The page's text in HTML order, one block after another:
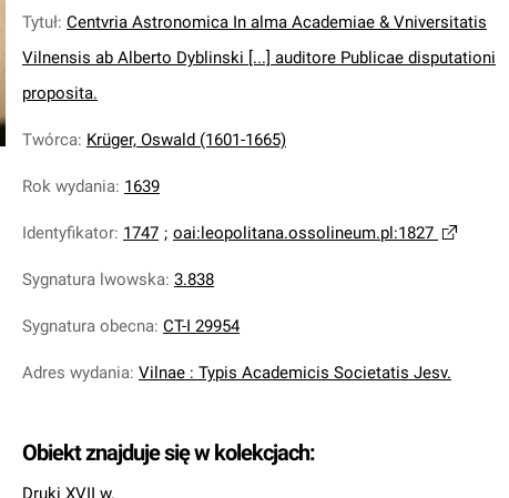
Tytuł: Centvria Astronomica In alma Academiae & Vniversitatis
Vilnensis ab Alberto Dyblinski [...] auditore Publicae disputationi
proposita.
Twórca: Krüger, Oswald (1601-1665)
Rok wydania: 1639
Identyfikator: 1747 ; oai:leopolitana.ossolineum.pl:1827
Sygnatura lwowska: 3.838
Sygnatura obecna: CT-I 29954
Adres wydania: Vilnae : Typis Academicis Societatis Jesv.
Obiekt znajduje się w kolekcjach:
Druki XVII w.